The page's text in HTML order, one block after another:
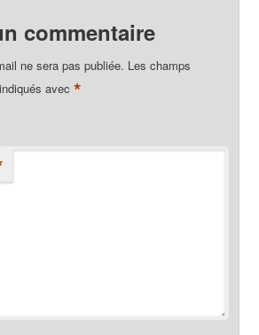
commentaire
ne sera pas publiée. Les champs
avec*